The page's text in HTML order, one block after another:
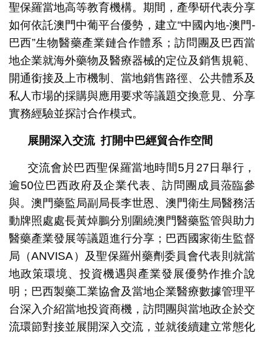
聖保羅當地高等教育機構。期間，產學研代表分享
如何依託澳門中葡平台優勢，建立“中國內地-澳門-
巴西”生物醫藥產業鏈合作體系；訪問團及巴西當
地企業就海外藥物及醫療器械的定位及銷售規範、
開通銜接及上市機制、當地銷售路徑、公共體系及
私人市場的採購與應用要求等議題交換意見、分享
實務經驗並探討合作模式。
展開深入交流 打開中巴經貿合作空間
交流會於巴西聖保羅當地時間5月27日舉行，
逾50位巴西政府及企業代表、訪問團成員蒞臨參
與。澳門藥監局副局長李世恩、澳門衛生局醫務活
動牌照處處長黃焯鵬分別圍繞澳門醫藥監管與助力
醫藥產業發展等議題進行分享；巴西國家衛生監督
局（ANVISA）及聖保羅州藥劑委員會代表則就當
地政策環境、投資機遇與產業發展優勢作推介說
明；巴西製藥工業協會及當地企業醫療數據管理平
台深入介紹當地投資商機，訪問團與當地政企於交
流環節對接並展開深入交流，並就後續建立常態化